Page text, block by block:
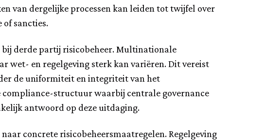
van dergelijke processen kan leiden tot twijfel over
sancties.
derde partij risicobeheer. Multinationale
wet- en regelgeving sterk kan variëren. Dit vereist
de uniformiteit en integriteit van het
compliance-structuur waarbij centrale governance
antwoord op deze uitdaging.
concrete risicobeheersmaatregelen. Regelgeving